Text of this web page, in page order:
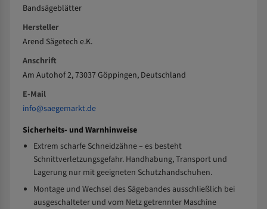
Bandsägeblätter
Hersteller
Arend Sägetech e.K.
Anschrift
Am Autohof 2, 73037 Göppingen, Deutschland
E-Mail
info@saegemarkt.de
Sicherheits- und Warnhinweise
Extrem scharfe Schneidzähne – es besteht
Schnittverletzungsgefahr. Handhabung, Transport und
Lagerung nur mit geeigneten Schutzhandschuhen.
Montage und Wechsel des Sägebandes ausschließlich bei
ausgeschalteter und vom Netz getrennter Maschine